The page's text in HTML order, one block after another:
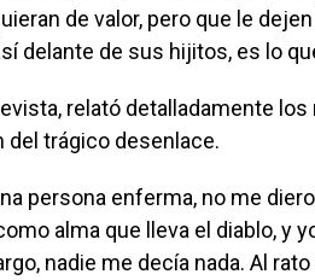
de valor, pero que le
delante de sus hijitos, es lo
relató detalladamente
del trágico desenlace.
persona enferma, no me
alma que lleva el diablo, y
nadie me decía nada. Al